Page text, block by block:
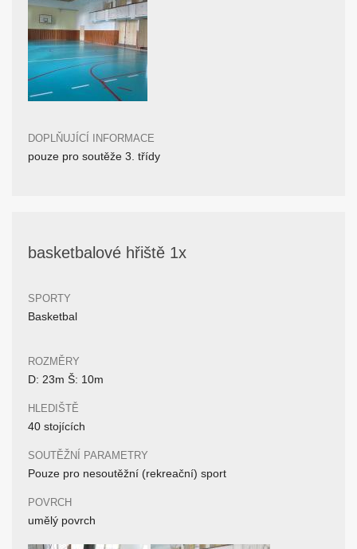
DOPLŇUJÍCÍ INFORMACE
pouze pro soutěže 3. třídy
basketbalové hřiště 1x
SPORTY
Basketbal
ROZMĚRY
D: 23m Š: 10m
HLEDIŠTĚ
40 stojících
SOUTĚŽNÍ PARAMETRY
Pouze pro nesoutěžní (rekreační) sport
POVRCH
umělý povrch